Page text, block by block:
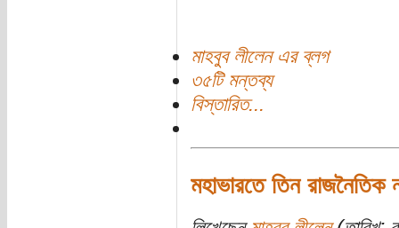
মাহবুব লীলেন এর ব্লগ
৩৫টি মন্তব্য
বিস্তারিত...
মহাভারতে তিন